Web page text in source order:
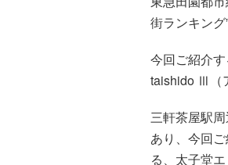
街ランキン
今回ご紹介
taishido Ⅲ（
三軒茶屋駅
あり、今回
る、太子堂エ